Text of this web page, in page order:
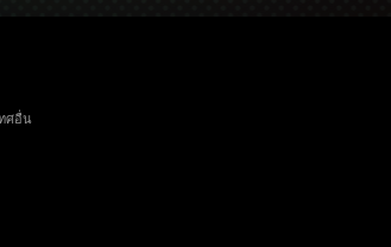
ศอื่น